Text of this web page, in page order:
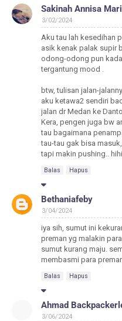
Sakinah Annisa
3/02/2024
Aku tau lah kesedihan
asik kenak palak supir
odong-odong pun
tergantung mood .
btw, tulisan jalan-
aku ketawa2 sendiri
jalan dr Medan ke
Kera, pengen juga bw
tau bagaimana
tau-tau gak bisa
tapi makin pushing..
Balas Hapus
Bethaniafeby
3/04/2024
iya sih, sumut ini
preman yg malakin
sumut kurang maju.
membasmi para
Balas Hapus
Ahmad
3/06/2024